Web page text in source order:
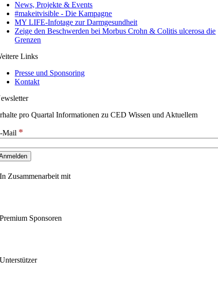
News, Projekte & Events
#makeitvisible - Die Kampagne
MY LIFE-Infotage zur Darmgesundheit
Zeige den Beschwerden bei Morbus Crohn & Colitis ulcerosa die
Grenzen
Links
Presse und Sponsoring
Kontakt
pro Quartal Informationen zu CED Wissen und Aktuellem
Mail *
In Zusammenarbeit mit
Premium Sponsoren
Unterstützer